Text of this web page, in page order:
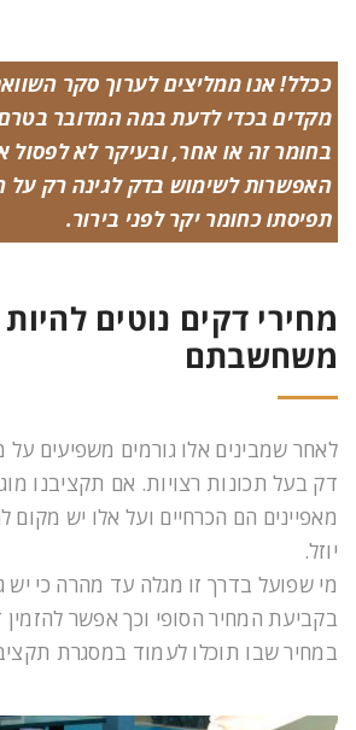
ככלל! אנו ממליצים לערוך סקר
מקדים בכדי לדעת במה המדובר
בחומר זה או אחר, ובעיקר לא לפסול
האפשרות לשימוש בדק לגינה רק על
תפיסתו כחומר יקר לפני בירור.
מחירי דקים נוטים להיות
משחשבתם
לאחר שמבינים אלו גורמים משפיעים על
דק בעל תכונות רצויות. אם תקציבנו
מאפיינים הם הכרחיים ועל אלו יש
יוזל.
מי שפועל בדרך זו מגלה עד מהרה כי יש
בקביעת המחיר הסופי וכך אפשר
במחיר שבו תוכלו לעמוד במסגרת